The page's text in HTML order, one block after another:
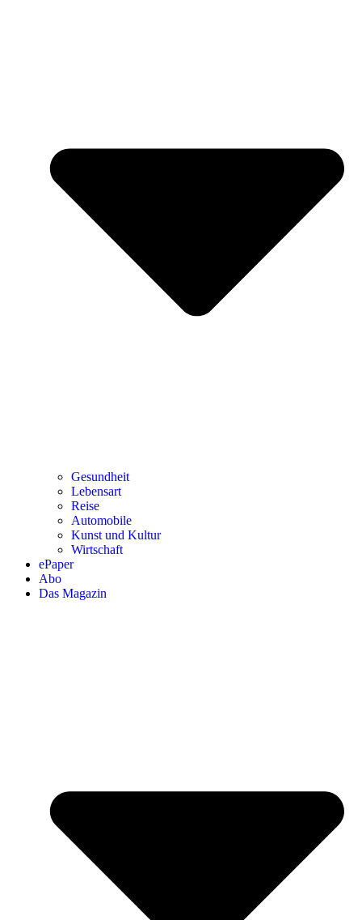
Gesundheit
Lebensart
Reise
Automobile
Kunst und Kultur
Wirtschaft
ePaper
Abo
Das Magazin